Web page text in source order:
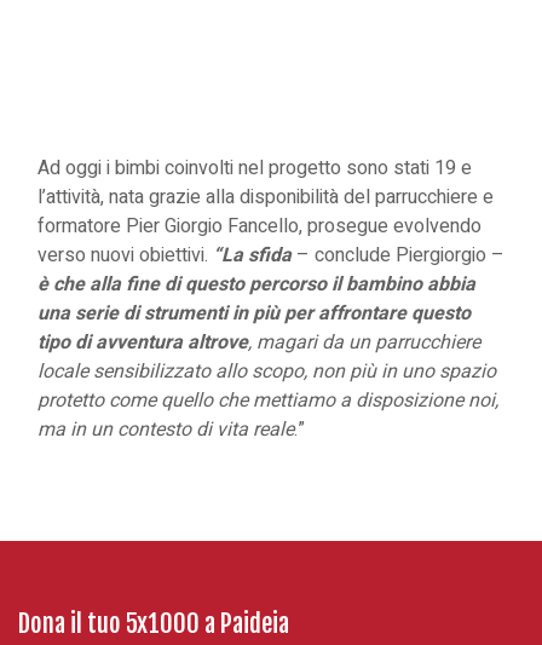
Ad oggi i bimbi coinvolti nel progetto sono stati 19 e
l’attività, nata grazie alla disponibilità del parrucchiere e
formatore Pier Giorgio Fancello, prosegue evolvendo
verso nuovi obiettivi. “La sfida– conclude Piergiorgio –
è che alla fine di questo percorso il bambino abbia
una serie di strumenti in più peraffrontare questo
tipo di avventura altrove, magari da un parrucchiere
locale sensibilizzato allo scopo, non più in uno spazio
protetto come quello che mettiamo a disposizione noi,
ma in un contesto divita reale.”
Dona il tuo 5x1000 a Paideia